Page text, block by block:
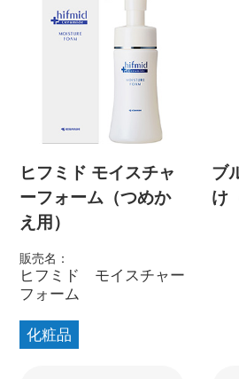
ヒフミド モイスチャ
ーフォーム（つめか
え用）
販売名：
ヒフミド モイスチャー
フォーム
化粧品
ブ
け